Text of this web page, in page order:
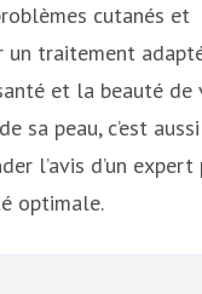
cutanés et
un traitement
et la beauté de
sa peau, c’est
l’avis d’un
optimale.